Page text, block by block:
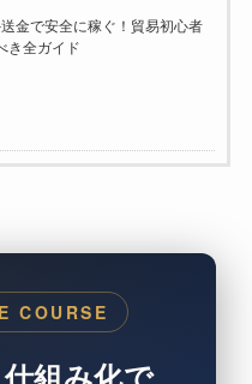
金で安全に稼ぐ！貿易初心者
き全ガイド
COURSE
組み化で